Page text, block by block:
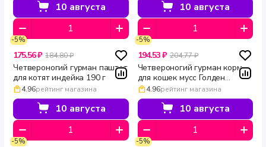
10 августа 10 августа
-5%
175.56 ₽ 184.80 ₽
Четвероногий гурман паштет
для котят индейка 190 г
4.96рейтинг магазина
10 августа
-5%
194.53 ₽ 204.77 ₽
Четвероногий гурман корм
для кошек мусс Голден
сливочная телятина 100 г
4.96рейтинг магазина
10 августа
-5% -5%